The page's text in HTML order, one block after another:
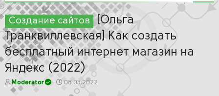
Создание сайтов [Ольга
Транквиллевская] Как создать
бесплатный интернет магазин на
Яндекс (2022)
А
в
Moderator
Д
08.03.2022